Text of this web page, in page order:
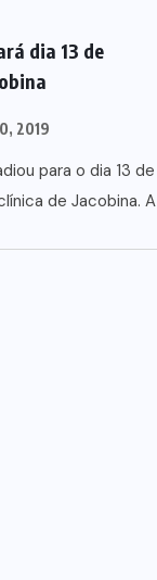
dia 13 de
2019
para o dia 13 de
de Jacobina. A